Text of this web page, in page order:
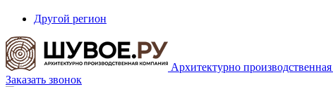
Другой регион
Архитектурно
Заказать звонок